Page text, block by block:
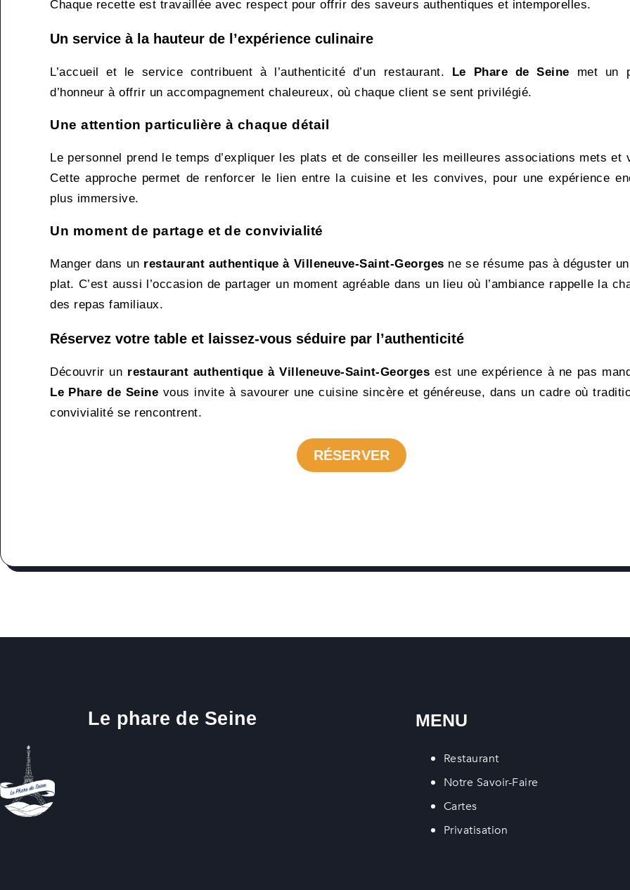
Chaque recette est travaillée avec respect pour offrir des saveurs authentiques et intemporelles.
Un service à la hauteur de l’expérience culinaire
L’accueil et le service contribuent à l’authenticité d’un restaurant. Le Phare de Seine met un
d’honneur à offrir un accompagnement chaleureux, où chaque client se sent privilégié.
Une attention particulière à chaque détail
Le personnel prend le temps d’expliquer les plats et de conseiller les meilleures associations mets et
Cette approche permet de renforcer le lien entre la cuisine et les convives, pour une expérience
plus immersive.
Un moment de partage et de convivialité
Manger dans un restaurant authentique à Villeneuve-Saint-Georges ne se résume pas à déguster
plat. C’est aussi l’occasion de partager un moment agréable dans un lieu où l’ambiance rappelle la
des repas familiaux.
Réservez votre table et laissez-vous séduire par l’authenticité
Découvrir un restaurant authentique à Villeneuve-Saint-Georges est une expérience à ne pas
Le Phare de Seine vous invite à savourer une cuisine sincère et généreuse, dans un cadre où
convivialité se rencontrent.
RÉSERVER
Le phare de Seine MENU
Restaurant
Notre Savoir-Faire
Cartes
Privatisation